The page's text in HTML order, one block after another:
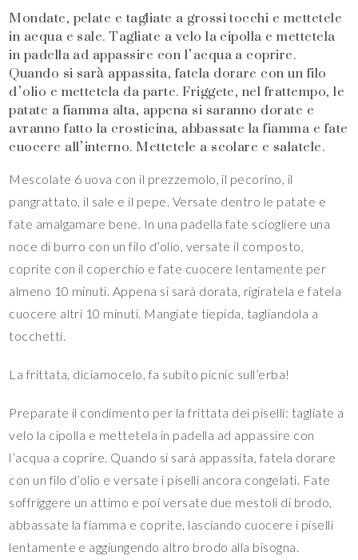
Mondate, pelate e tagliate a grossi tocchi e mettetele
in acqua e sale. Tagliate a velo la cipolla e mettetela
in padella ad appassire con l’acqua a coprire.
Quando si sarà appassita, fatela dorare con un filo
d’olio e mettetela da parte. Friggete, nel frattempo, le
patate a fiamma alta, appena si saranno dorate e
avranno fatto la crosticina, abbassate la fiamma e fate
cuocere all’interno. Mettetele a scolare e salatele.
Mescolate 6 uova con il prezzemolo, il pecorino, il
pangrattato, il sale e il pepe. Versate dentro le patate e
fate amalgamare bene. In una padella fate sciogliere una
noce di burro con un filo d’olio, versate il composto,
coprite con il coperchio e fate cuocere lentamente per
almeno 10 minuti. Appena si sarà dorata, rigiratela e fatela
cuocere altri 10 minuti. Mangiate tiepida, tagliandola a
tocchetti.
La frittata, diciamocelo, fa subito picnic sull’erba!
Preparate il condimento per la frittata dei piselli: tagliate a
velo la cipolla e mettetela in padella ad appassire con
l’acqua a coprire. Quando si sarà appassita, fatela dorare
con un filo d’olio e versate i piselli ancora congelati. Fate
soffriggere un attimo e poi versate due mestoli di brodo,
abbassate la fiamma e coprite, lasciando cuocere i piselli
lentamente e aggiungendo altro brodo alla bisogna.